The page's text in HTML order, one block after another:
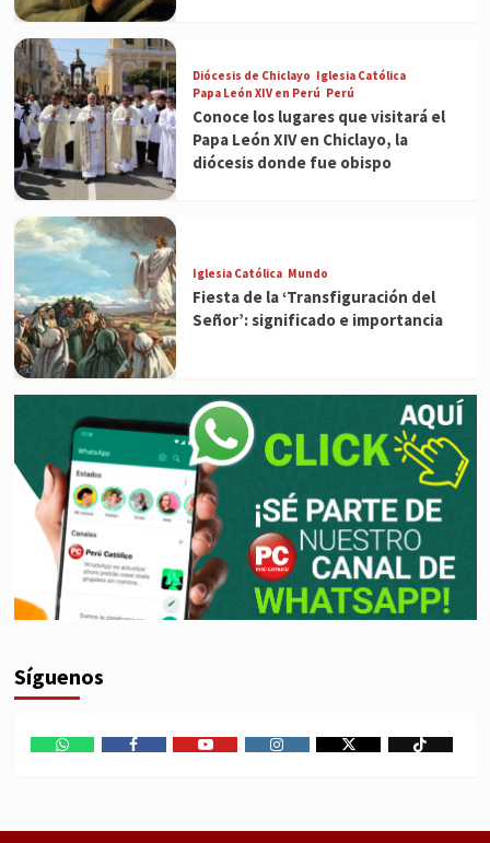
Diócesis de Chiclayo Iglesia Católica
Papa León XIV en Perú Perú
Conoce los lugares que visitará el
Papa León XIV en Chiclayo, la
diócesis donde fue obispo
Iglesia Católica Mundo
Fiesta de la ‘Transfiguración del
Señor’: significado e importancia
Síguenos